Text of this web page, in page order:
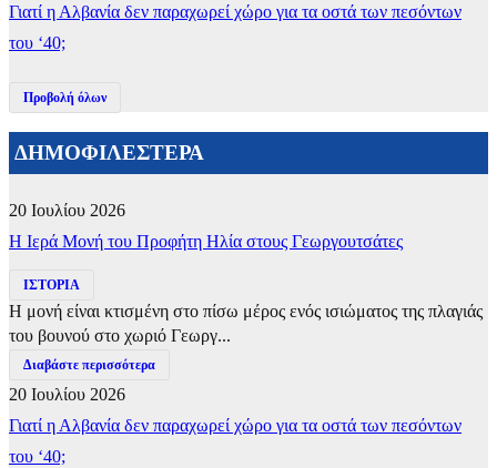
Γιατί η Αλβανία δεν παραχωρεί χώρο για τα οστά των πεσόντων
του ‘40;
Προβολή όλων
ΔΗΜΟΦΙΛΕΣΤΕΡΑ
20 Ιουλίου 2026
​Η Ιερά Μονή του Προφήτη Ηλία στους Γεωργουτσάτες
ΙΣΤΟΡΙΑ
Η μονή είναι κτισμένη στο πίσω μέρος ενός ισιώματος της πλαγιάς
του βουνού στο χωριό Γεωργ...
Διαβάστε περισσότερα
20 Ιουλίου 2026
Γιατί η Αλβανία δεν παραχωρεί χώρο για τα οστά των πεσόντων
του ‘40;